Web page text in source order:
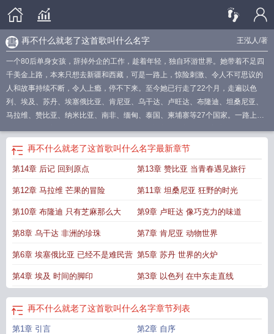
王泓人/著
再不什么就老了这首歌叫什么名字
一个80后单身女孩，辞掉外企的工作，趁着年轻，独自环游世界。她带着不足四
千美金上路，本来只想去新疆和西藏，可是一路上，惊险刺激、令人不可思议的
人和故事持续不断，令人上瘾，停不下来。至今她已行走了22个月，走遍以色
列、埃及、苏丹、埃塞俄比亚、肯尼亚、乌干达、卢旺达、布隆迪、坦桑尼亚、
马拉维、赞比亚、纳米比亚、南非、缅甸、泰国、柬埔寨等27个国家。一路上，
注，成为中国当前最知名的旅行达人之一。
再不什么我们就老了
的演讲稿范文500
演讲稿再不远行就老了txt 再不远行就老了在线阅读再不远行就老了pdf再不 就
老了是什么歌就老了 再不旅行就老了 经典 再不 我们就老了再不就老了是什么
歌曲再不行动就老了600作文再不走就老了 诗句再不什么就老了这首歌叫什么
远再不远行就老了2txt再不远行就老了免费阅读再远也不会累再不远行就老了
经典语录再不旅行我们就老了
再不什么就老了这首歌叫什么名字最新章节
第14章 后记 回到原点 第13章 赞比亚 当青春遇见旅行
第12章 马拉维 芒果的冒险 第11章 坦桑尼亚 狂野的时光
第10章 布隆迪 只有芝麻那么大 第9章 卢旺达 像巧克力的味道
第8章 乌干达 非洲的珍珠 第7章 肯尼亚 动物世界
第6章 埃塞俄比亚 已经不是难民营 第5章 苏丹 世界的火炉
第4章 埃及 时间的脚印 第3章 以色列 在中东走直线
再不什么就老了这首歌叫什么名字章节列表
第1章 引言 第2章 自序